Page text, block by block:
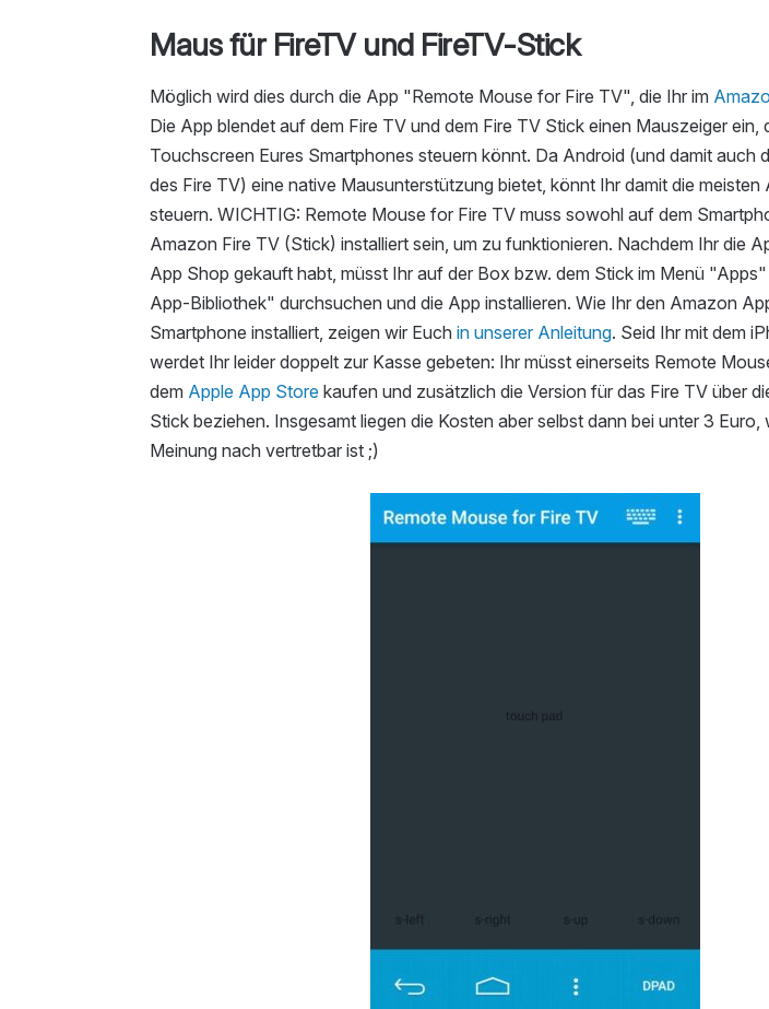
Maus für FireTV und FireTV-Stick
Möglich wird dies durch die App "Remote Mouse for Fire TV", die Ihr im
Die App blendet auf dem Fire TV und dem Fire TV Stick einen Mauszeiger ein,
Touchscreen Eures Smartphones steuern könnt. Da Android (und damit auch
des Fire TV) eine native Mausunterstützung bietet, könnt Ihr damit die meisten
steuern. WICHTIG: Remote Mouse for Fire TV muss sowohl auf dem
Amazon Fire TV (Stick) installiert sein, um zu funktionieren. Nachdem Ihr die
App Shop gekauft habt, müsst Ihr auf der Box bzw. dem Stick im Menü
App-Bibliothek" durchsuchen und die App installieren. Wie Ihr den Amazon
Smartphone installiert, zeigen wir Euch in unserer Anleitung. Seid Ihr mit dem
werdet Ihr leider doppelt zur Kasse gebeten: Ihr müsst einerseits Remote
dem Apple App Store kaufen und zusätzlich die Version für das Fire TV über
Stick beziehen. Insgesamt liegen die Kosten aber selbst dann bei unter 3 Euro,
Meinung nach vertretbar ist ;)